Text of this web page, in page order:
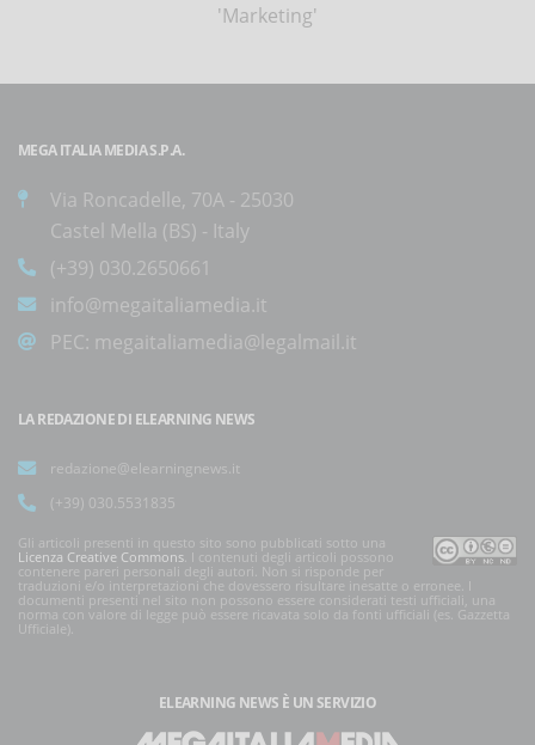
'Marketing'
MEGA ITALIA MEDIA S.P.A.
Via Roncadelle, 70A - 25030
Castel Mella (BS) - Italy
(+39) 030.2650661
info@megaitaliamedia.it
PEC: megaitaliamedia@legalmail.it
LA REDAZIONE DI ELEARNING NEWS
redazione@elearningnews.it
(+39) 030.5531835
Gli articoli presenti in questo sito sono pubblicati sotto una
Licenza Creative Commons. I contenuti degli articoli possono
contenere pareri personali degli autori. Non si risponde per
traduzioni e/o interpretazioni che dovessero risultare inesatte o erronee. I
documenti presenti nel sito non possono essere considerati testi ufficiali, una
norma con valore di legge può essere ricavata solo da fonti ufficiali (es. Gazzetta
Ufficiale).
ELEARNING NEWS È UN SERVIZIO